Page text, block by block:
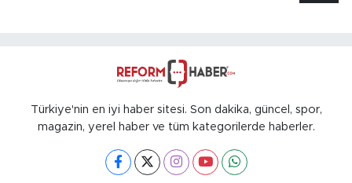
Türkiye'nin en iyi haber sitesi. Son dakika, güncel, spor,
magazin, yerel haber ve tüm kategorilerde haberler.